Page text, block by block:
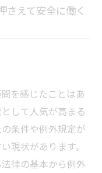
さえて安全に働く
を感じたことはあ
して人気が高まる
条件や例外規定が
現状があります。
律の基本から例外